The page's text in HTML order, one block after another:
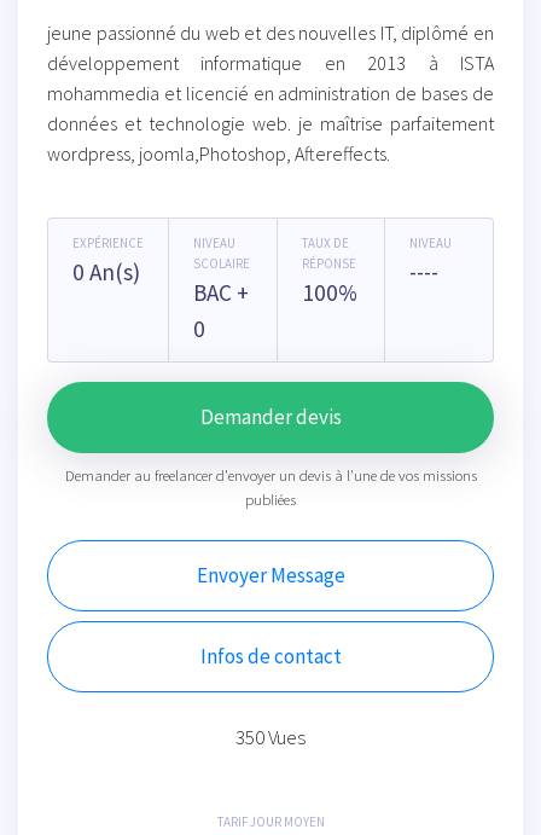
jeune passionné du web et des nouvelles IT, diplômé en
développement informatique en 2013 à ISTA
mohammedia et licencié en administration de bases de
données et technologie web. je maîtrise parfaitement
wordpress, joomla,Photoshop, Aftereffects.
EXPÉRIENCE
0 An(s)
NIVEAU
SCOLAIRE
BAC +
0
TAUX DE
RÉPONSE
100%
NIVEAU
----
Demander devis
Demander au freelancer d'envoyer un devis à l'une de vos missions
publiées
Envoyer Message
Infos de contact
350 Vues
TARIF JOUR MOYEN